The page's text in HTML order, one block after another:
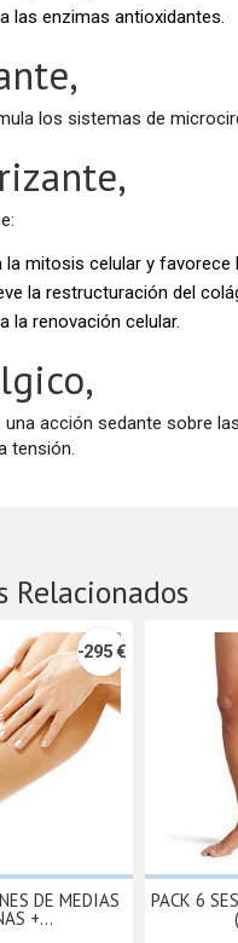
las enzimas antioxidantes.
los sistemas de
la mitosis celular y favorece
la restructuración del
la renovación celular.
una acción sedante sobre
tensión.
Relacionados
-295 €
DE MEDIAS
+...
PACK 6